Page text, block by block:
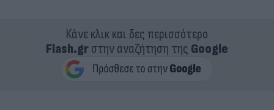
Κάνε κλικ και δες περισσότερο
Flash.grστην αναζήτηση της Google